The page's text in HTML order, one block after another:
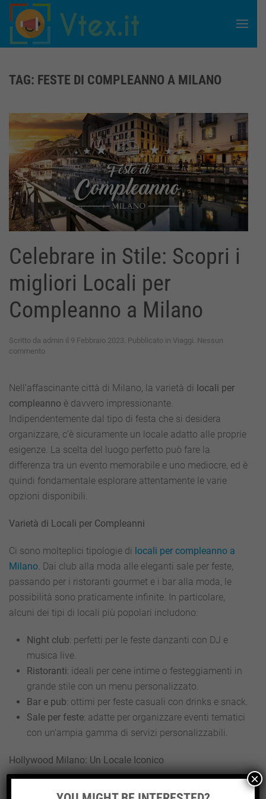
Skip to main content
TAG: FESTE DI COMPLEANNO A MILANO
Celebrare in Stile: Scopri i
migliori Locali per
Compleanno a Milano
Scritto da admin il 9 Febbraio 2023 . Pubblicato in Viaggi Nessun
commentosu
Stile:
Scopri
i
migliori
per
Compleanno
Milano
Nell’affascinante città di Milano, la varietà di locali per
compleanno è davvero impressionante.
Indipendentemente dal tipo di festa che si desidera
organizzare, c’è sicuramente un locale adatto alle proprie
esigenze. La scelta del luogo perfetto può fare la
differenza tra un evento memorabile e uno mediocre, ed è
quindi fondamentale esplorare attentamente le varie
opzioni disponibili.
Varietà di Locali per Compleanni
Ci sono molteplici tipologie di locali per compleanno a
Milano. Dai club alla moda alle eleganti sale per feste,
passando per i ristoranti gourmet e i bar alla moda, le
possibilità sono praticamente infinite. In particolare,
alcuni dei tipi di locali più popolari includono:
Night club: perfetti per le feste danzanti con DJ e
musica live.
Ristoranti: ideali per cene intime o festeggiamenti in
grande stile con un menu personalizzato.
Bar e pub: ottimi per feste casuali con drinks e snack.
Sale per feste: adatte per organizzare eventi tematici
con un’ampia gamma di servizi personalizzabili.
Hollywood Milano: Un Locale Iconico
×